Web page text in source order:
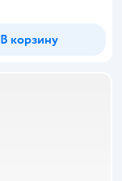
В корзину